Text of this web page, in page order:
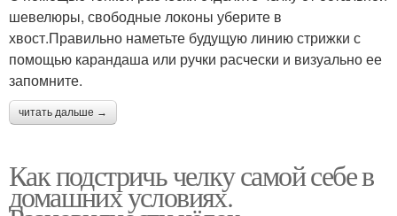
шевелюры, свободные локоны уберите в
хвост.Правильно наметьте будущую линию стрижки с
помощью карандаша или ручки расчески и визуально ее
запомните.
читать дальше →
Как подстричь челку самой себе в
домашних условиях.